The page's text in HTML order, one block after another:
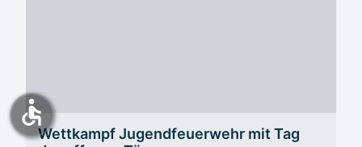
Wettkampf Jugendfeuerwehr mit Tag
accessible